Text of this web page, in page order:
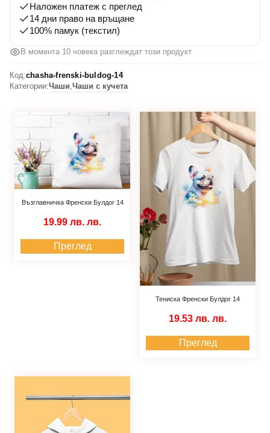
Наложен платеж с преглед
14 дни право на връщане
100% памук (текстил)
В момента 10 човека разглеждат този продукт
Код:chasha-frenski-buldog-14
Категории:Чаши Чаши с кучета
Възглавничка Френски Булдог 14
19.99 лв. лв.
Преглед
Тениска Френски Булдог 14
19.53 лв. лв.
Преглед